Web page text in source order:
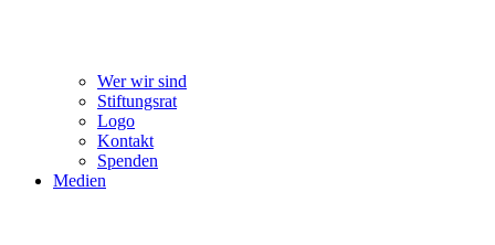
Wer wir sind
Stiftungsrat
Logo
Kontakt
Spenden
Medien